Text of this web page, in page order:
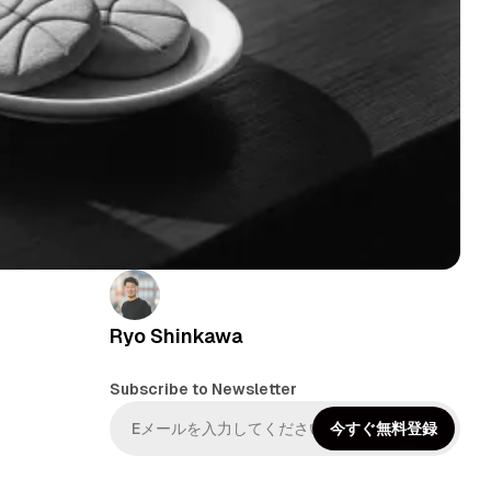
Ryo Shinkawa
Subscribe to Newsletter
今すぐ無料登録